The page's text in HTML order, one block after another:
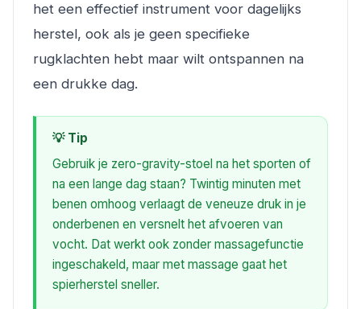
het een effectief instrument voor dagelijks
herstel, ook als je geen specifieke
rugklachten hebt maar wilt ontspannen na
een drukke dag.
💡 Tip
Gebruik je zero-gravity-stoel na het sporten of
na een lange dag staan? Twintig minuten met
benen omhoog verlaagt de veneuze druk in je
onderbenen en versnelt het afvoeren van
vocht. Dat werkt ook zonder massagefunctie
ingeschakeld, maar met massage gaat het
spierherstel sneller.